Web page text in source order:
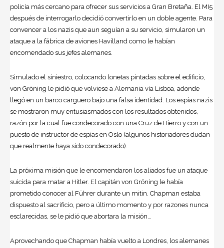
policía más cercano para ofrecer sus servicios a Gran Bretaña. El MI5
después de interrogarlo decidió convertirlo en un doble agente. Para
convencer a los nazis que aun seguían a su servicio, simularon un
ataque a la fábrica de aviones Havilland como le habían
encomendado sus jefes alemanes.
Simulado el siniestro, colocando lonetas pintadas sobre el edificio,
von Gröning le pidió que volviese a Alemania vía Lisboa, adonde
llegó en un barco carguero bajo una falsa identidad. Los espías nazis
se mostraron muy entusiasmados con los resultados obtenidos,
razón por la cual fue condecorado con una Cruz de Hierro y con un
puesto de instructor de espías en Oslo (algunos historiadores dudan
que realmente haya sido condecorado).
La próxima misión que le encomendaron los aliados fue un ataque
suicida para matar a Hitler. El capitán von Gröning le había
prometido conocer al Führer durante un mitin. Chapman estaba
dispuesto al sacrificio, pero a último momento y por razones nunca
esclarecidas, se le pidió que abortara la misión…
Aprovechando que Chapman había vuelto a Londres, los alemanes